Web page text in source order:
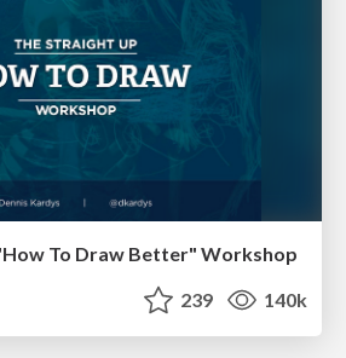
To Draw Better" Workshop
239 140k